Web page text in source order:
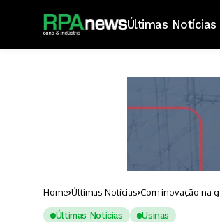
Últimas Notícias
Home Últimas Notícias Com inovação na
Últimas Notícias Usinas